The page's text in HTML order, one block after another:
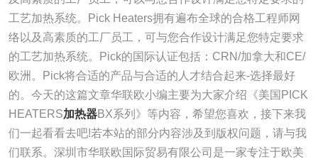
工艺加热系统。Pick Heaters拥有遍布全球的合格工程师网
络以及高素质的工厂员工，可与您合作设计满足您特定要求
的工艺加热系统。Pick的国际认证包括：CRN/加拿大和CE/
欧洲。Pick将合适的产品与合适的人才结合起来-选择最好
的。今天的这篇文章华联欧小编主要为大家介绍《美国PICK
HEATERS加热器BX系列》等内容，希望您喜欢，接下来我
们一起看看去吧!若本站的部分内容涉及到版权问题，请与我
们联系。深圳市华联欧国际贸易有限公司是一家专注于欧美